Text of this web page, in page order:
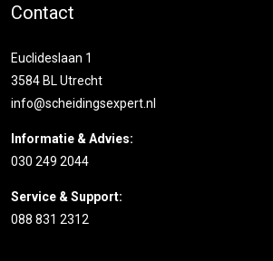
Contact
Euclideslaan 1
3584 BL Utrecht
info@scheidingsexpert.nl
Informatie & Advies:
030 249 2044
Service & Support:
088 831 2312